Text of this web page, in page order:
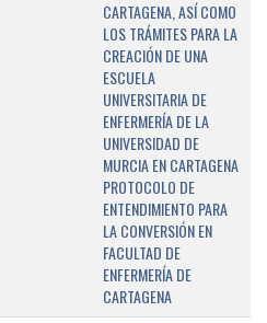
CARTAGENA, ASÍ COMO
LOS TRÁMITES PARA LA
CREACIÓN DE UNA
ESCUELA
UNIVERSITARIA DE
ENFERMERÍA DE LA
UNIVERSIDAD DE
MURCIA EN CARTAGENA
PROTOCOLO DE
ENTENDIMIENTO PARA
LA CONVERSIÓN EN
FACULTAD DE
ENFERMERÍA DE
CARTAGENA